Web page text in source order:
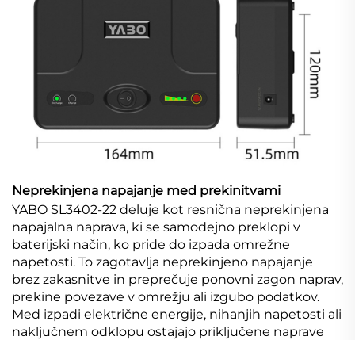
Neprekinjena napajanje med prekinitvami
YABO SL3402-22 deluje kot resnična neprekinjena
napajalna naprava, ki se samodejno preklopi v
baterijski način, ko pride do izpada omrežne
napetosti. To zagotavlja neprekinjeno napajanje
brez zakasnitve in preprečuje ponovni zagon naprav,
prekine povezave v omrežju ali izgubo podatkov.
Med izpadi električne energije, nihanjih napetosti ali
naključnem odklopu ostajajo priključene naprave